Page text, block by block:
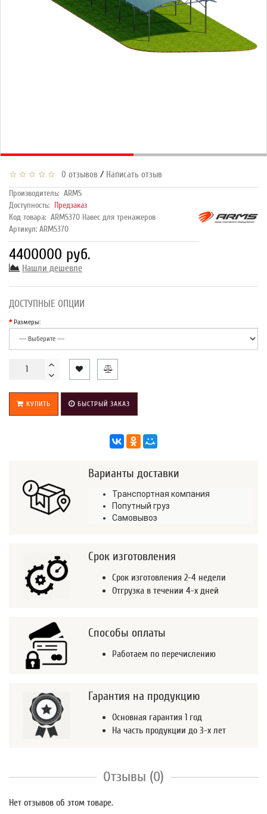
0 отзывов / Написать отзыв
Производитель: ARMS
Доступность: Предзаказ
Код товара: ARMS370 Навес для тренажеров
Артикул: ARMS370
4400000 руб.
Нашли дешевле
ДОСТУПНЫЕ ОПЦИИ
Размеры:
КУПИТЬ БЫСТРЫЙ ЗАКАЗ
Варианты доставки
Транспортная компания
Попутный груз
Самовывоз
Срок изготовления
Срок изготовления 2-4 недели
Отгрузка в течении 4-х дней
Способы оплаты
Работаем по перечислению
Гарантия на продукцию
Основная гарантия 1 год
На часть продукции до 3-х лет
Отзывы (0)
Нет отзывов об этом товаре.